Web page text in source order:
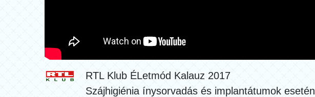
RTL Klub ÉLetmód Kalauz 2017
Szájhigiénia ínysorvadás és implantátumok esetén